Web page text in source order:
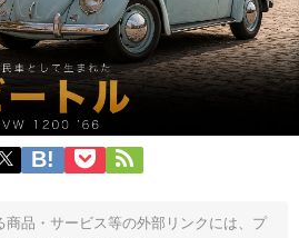
品・サービス等の外部リンクには、プ